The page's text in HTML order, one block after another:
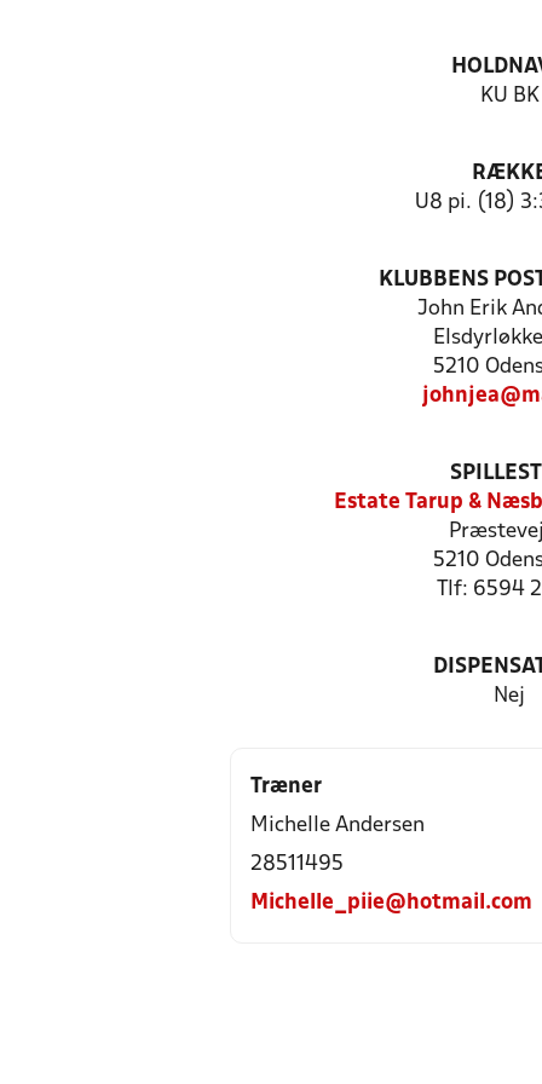
KU BK
U8 pi. (18)
KLUBBENS
John Erik
5210
Estate Tarup &
5210
Tlf: 6594
Nej
Træner
Michelle Andersen
28511495
Michelle_piie@hotmail.com